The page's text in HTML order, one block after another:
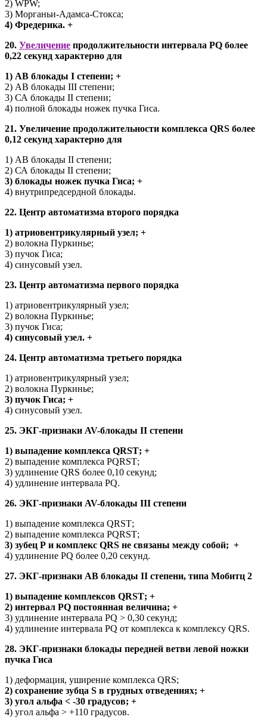
2) WPW;
3) Морганьи-Адамса-Стокса;
4) Фредерика. +
20. Увеличение продолжительности интервала PQ более
0,22 секунд характерно для
1) АВ блокады I степени; +
2) АВ блокады III степени;
3) СА блокады II степени;
4) полной блокады ножек пучка Гиса.
21. Увеличение продолжительности комплекса QRS более
0,12 секунд характерно для
1) АВ блокады II степени;
2) СА блокады II степени;
3) блокады ножек пучка Гиса; +
4) внутрипредсердной блокады.
22. Центр автоматизма второго порядка
1) атриовентрикулярный узел; +
2) волокна Пуркинье;
3) пучок Гиса;
4) синусовый узел.
23. Центр автоматизма первого порядка
1) атриовентрикулярный узел;
2) волокна Пуркинье;
3) пучок Гиса;
4) синусовый узел. +
24. Центр автоматизма третьего порядка
1) атриовентрикулярный узел;
2) волокна Пуркинье;
3) пучок Гиса; +
4) синусовый узел.
25. ЭКГ-признаки AV-блокады II степени
1) выпадение комплекса QRSТ; +
2) выпадение комплекса РQRSТ;
3) удлинение QRS более 0,10 секунд;
4) удлинение интервала PQ.
26. ЭКГ-признаки AV-блокады III степени
1) выпадение комплекса QRSТ;
2) выпадение комплекса РQRSТ;
3) зубец Р и комплекс QRS не связаны между собой; +
4) удлинение PQ более 0,20 секунд.
27. ЭКГ-признаки АВ блокады II степени, типа Мобитц 2
1) выпадение комплексов QRSТ; +
2) интервал PQ постоянная величина; +
3) удлинение интервала PQ > 0,30 секунд;
4) удлинение интервала PQ от комплекса к комплексу QRS.
28. ЭКГ-признаки блокады передней ветви левой ножки
пучка Гиса
1) деформация, уширение комплекса QRS;
2) сохранение зубца S в грудных отведениях; +
3) угол альфа < -30 градусов; +
4) угол альфа > +110 градусов.